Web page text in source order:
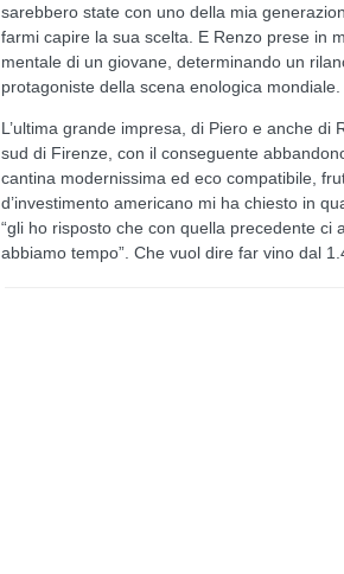
sarebbero state con uno della mia
farmi capire la sua scelta. E Renzo prese in
mentale di un giovane, determinando un
protagoniste della scena enologica mondiale.
L’ultima grande impresa, di Piero e anche
sud di Firenze, con il conseguente
cantina modernissima ed eco compatibile,
d’investimento americano mi ha chiesto in
“gli ho risposto che con quella precedente ci
abbiamo tempo”. Che vuol dire far vino dal